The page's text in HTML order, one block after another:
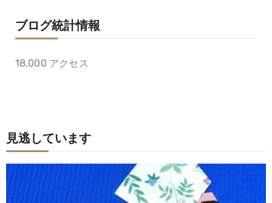
ブログ統計情報
18,000 アクセス
見逃しています